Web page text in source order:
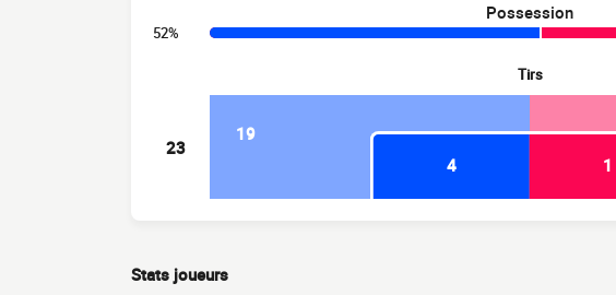
Possession
52%
Tirs
23
19
4
1
Stats joueurs